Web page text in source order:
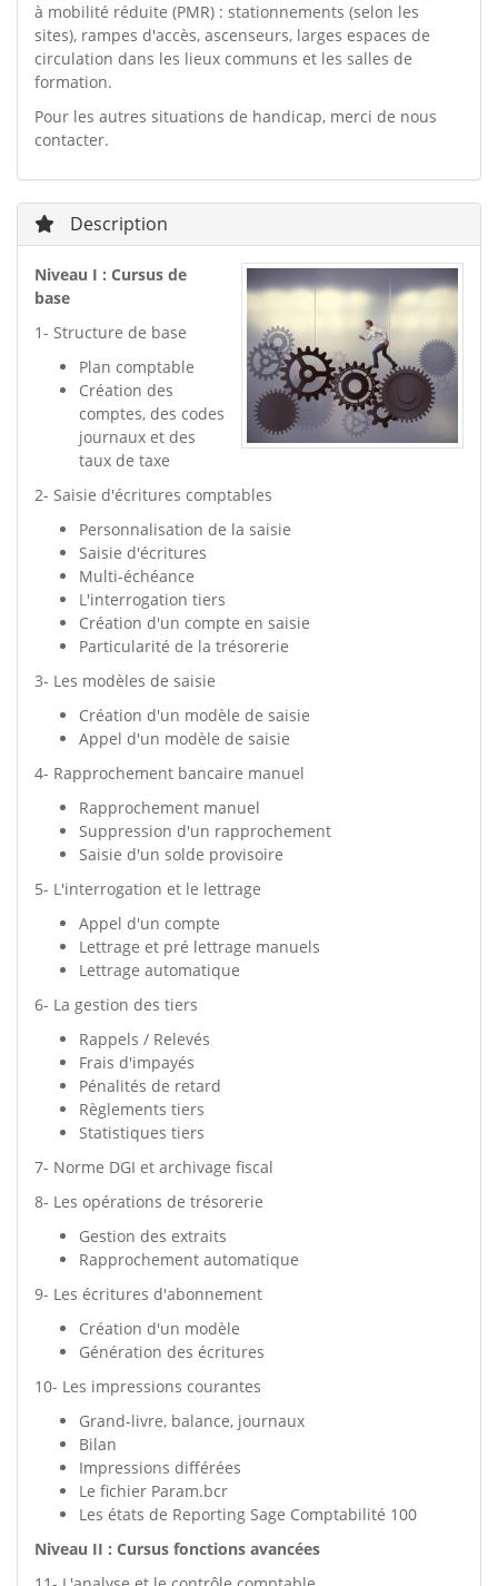
à mobilité réduite (PMR) : stationnements (selon les
sites), rampes d'accès, ascenseurs, larges espaces de
circulation dans les lieux communs et les salles de
formation.
Pour les autres situations de handicap, merci de nous
contacter.
Description
Niveau I : Cursus de
base
1- Structure de base
Plan comptable
Création des
comptes, des codes
journaux et des
taux de taxe
2- Saisie d'écritures comptables
Personnalisation de la saisie
Saisie d'écritures
Multi-échéance
L'interrogation tiers
Création d'un compte en saisie
Particularité de la trésorerie
3- Les modèles de saisie
Création d'un modèle de saisie
Appel d'un modèle de saisie
4- Rapprochement bancaire manuel
Rapprochement manuel
Suppression d'un rapprochement
Saisie d'un solde provisoire
5- L'interrogation et le lettrage
Appel d'un compte
Lettrage et pré lettrage manuels
Lettrage automatique
6- La gestion des tiers
Rappels / Relevés
Frais d'impayés
Pénalités de retard
Règlements tiers
Statistiques tiers
7- Norme DGI et archivage fiscal
8- Les opérations de trésorerie
Gestion des extraits
Rapprochement automatique
9- Les écritures d'abonnement
Création d'un modèle
Génération des écritures
10- Les impressions courantes
Grand-livre, balance, journaux
Bilan
Impressions différées
Le fichier Param.bcr
Les états de Reporting Sage Comptabilité 100
Niveau II : Cursus fonctions avancées